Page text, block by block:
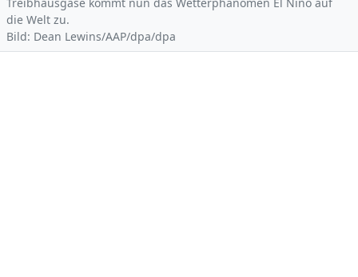
die Welt zu.
Bild: Dean Lewins/AAP/dpa/dpa